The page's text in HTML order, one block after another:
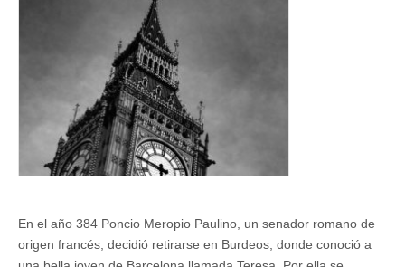
En el año 384 Poncio Meropio Paulino, un senador romano de
origen francés, decidió retirarse en Burdeos, donde conoció a